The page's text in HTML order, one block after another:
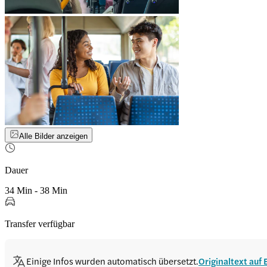
Alle Bilder anzeigen
Dauer
34 Min - 38 Min
Transfer verfügbar
Einige Infos wurden automatisch übersetzt.Originaltext auf